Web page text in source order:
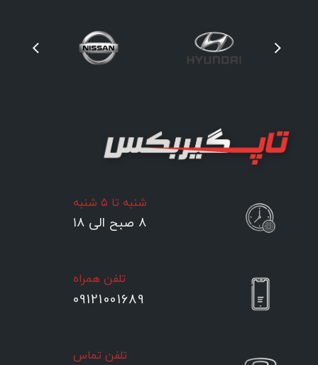
شنبه تا ۵ شنبه
۸ صبح الی ۱۸
تلفن همراه
09121001689
تلفن تماس